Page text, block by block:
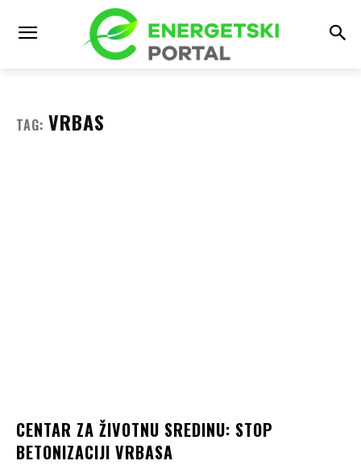
TAG: VRBAS
CENTAR ZA ŽIVOTNU SREDINU: STOP
BETONIZACIJI VRBASA